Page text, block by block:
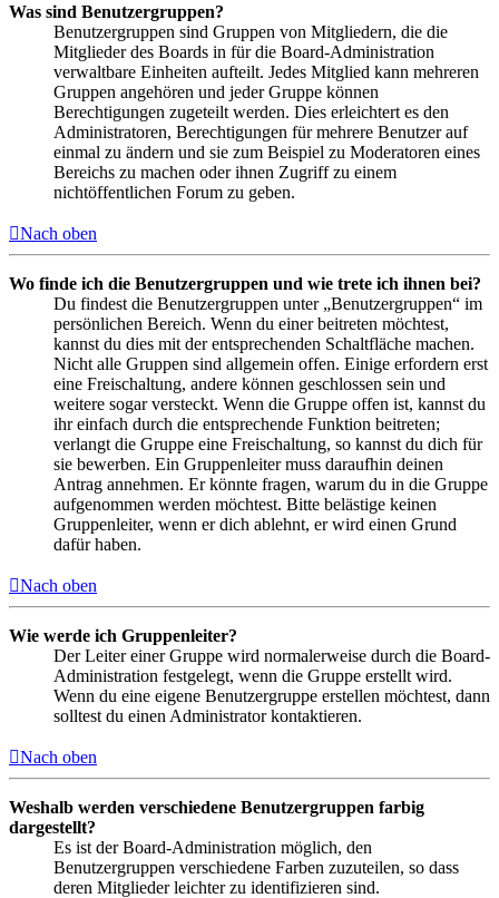
Was sind Benutzergruppen?
Benutzergruppen sind Gruppen von Mitgliedern, die die
Mitglieder des Boards in für die Board-Administration
verwaltbare Einheiten aufteilt. Jedes Mitglied kann mehreren
Gruppen angehören und jeder Gruppe können
Berechtigungen zugeteilt werden. Dies erleichtert es den
Administratoren, Berechtigungen für mehrere Benutzer auf
einmal zu ändern und sie zum Beispiel zu Moderatoren eines
Bereichs zu machen oder ihnen Zugriff zu einem
nichtöffentlichen Forum zu geben.
Nach oben
Wo finde ich die Benutzergruppen und wie trete ich ihnen bei?
Du findest die Benutzergruppen unter „Benutzergruppen“ im
persönlichen Bereich. Wenn du einer beitreten möchtest,
kannst du dies mit der entsprechenden Schaltfläche machen.
Nicht alle Gruppen sind allgemein offen. Einige erfordern erst
eine Freischaltung, andere können geschlossen sein und
weitere sogar versteckt. Wenn die Gruppe offen ist, kannst du
ihr einfach durch die entsprechende Funktion beitreten;
verlangt die Gruppe eine Freischaltung, so kannst du dich für
sie bewerben. Ein Gruppenleiter muss daraufhin deinen
Antrag annehmen. Er könnte fragen, warum du in die Gruppe
aufgenommen werden möchtest. Bitte belästige keinen
Gruppenleiter, wenn er dich ablehnt, er wird einen Grund
dafür haben.
Nach oben
Wie werde ich Gruppenleiter?
Der Leiter einer Gruppe wird normalerweise durch die Board-
Administration festgelegt, wenn die Gruppe erstellt wird.
Wenn du eine eigene Benutzergruppe erstellen möchtest, dann
solltest du einen Administrator kontaktieren.
Nach oben
Weshalb werden verschiedene Benutzergruppen farbig
dargestellt?
Es ist der Board-Administration möglich, den
Benutzergruppen verschiedene Farben zuzuteilen, so dass
deren Mitglieder leichter zu identifizieren sind.